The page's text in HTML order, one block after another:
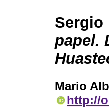
Sergio
papel.
Mario
http://